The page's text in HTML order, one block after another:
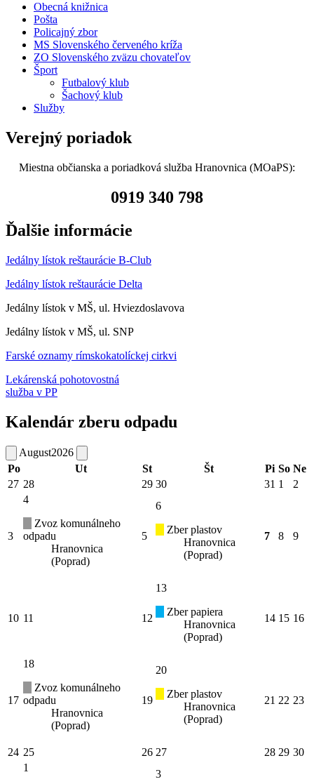
Obecná knižnica
Pošta
Policajný zbor
MS Slovenského červeného kríža
ZO Slovenského zväzu chovateľov
Šport
Futbalový klub
Šachový klub
Služby
Verejný poriadok
Miestna občianska a poriadková služba Hranovnica (MOaPS):
0919 340 798
Ďalšie informácie
Jedálny lístok reštaurácie B-Club
Jedálny lístok reštaurácie Delta
Jedálny lístok v MŠ, ul. Hviezdoslavova
Jedálny lístok v MŠ, ul. SNP
Farské oznamy rímskokatolíckej cirkvi
Lekárenská pohotovostná
služba v PP
Kalendár zberu odpadu
August2026
Po
Ut St Št Pi So Ne
27 28 29 30 31 1 2
3
4
Zvoz komunálneho
odpadu
Hranovnica
(Poprad)
5
6
Zber plastov
Hranovnica
(Poprad)
7 8 9
10 11 12
13
Zber papiera
Hranovnica
(Poprad)
14 15 16
17
18
Zvoz komunálneho
odpadu
Hranovnica
(Poprad)
19
20
Zber plastov
Hranovnica
(Poprad)
21 22 23
24 25 26 27 28 29 30
1
3